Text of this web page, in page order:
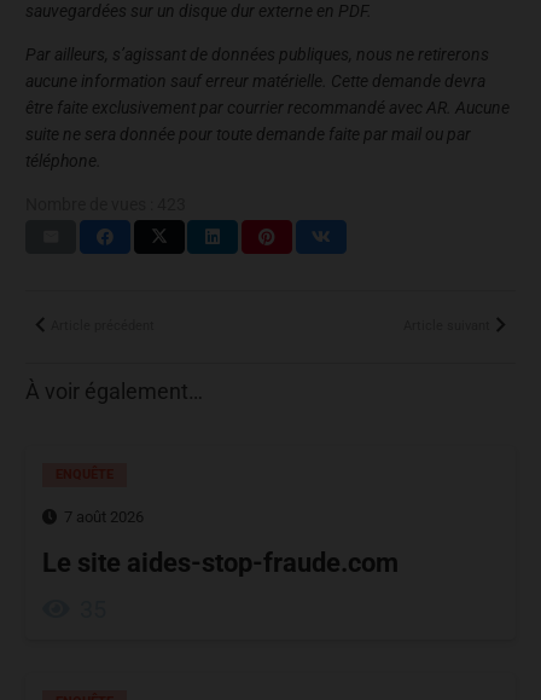
sauvegardées sur un disque dur externe en PDF.
Par ailleurs, s’agissant de données publiques, nous ne retirerons
aucune information sauf erreur matérielle. Cette demande devra
être faite exclusivement par courrier recommandé avec AR. Aucune
suite ne sera donnée pour toute demande faite par mail ou par
téléphone.
À voir également…
7 août 2026
Le site aides-stop-fraude.com